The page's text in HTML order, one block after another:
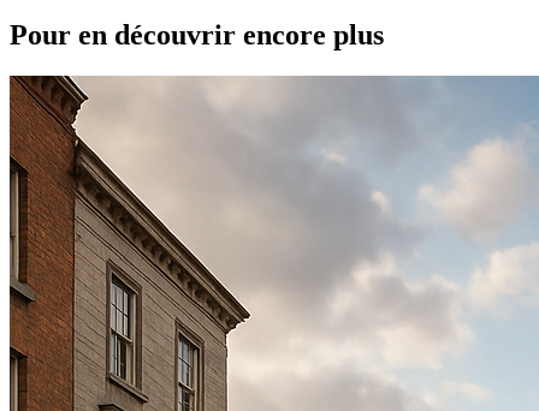
Pour en découvrir encore plus